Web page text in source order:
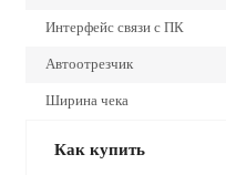
Интерфейс связи с ПК
Автоотрезчик
Ширина чека
Как купить